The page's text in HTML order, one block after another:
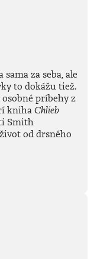
za seba, ale
to dokážu tiež.
osobné príbehy z
knihaChlieb
Smith
od drsného